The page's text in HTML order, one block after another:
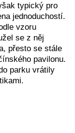
typický pro
jednoduchostí.
vzoru
se z něj
přesto se stále
pavilonu.
parku vrátily